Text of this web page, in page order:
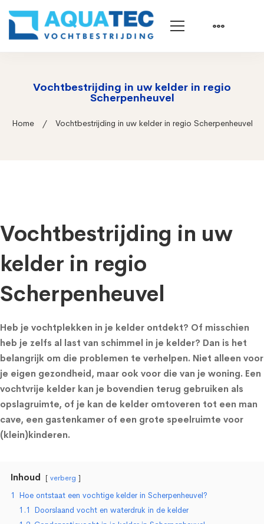
Vochtbestrijding in uw kelder in regio
Scherpenheuvel
Home Vochtbestrijding in uw kelder in regio Scherpenheuvel
Vochtbestrijding in uw
kelder in regio
Scherpenheuvel
Heb je vochtplekken in je kelder ontdekt? Of misschien
heb je zelfs al last van schimmel in je kelder? Dan is het
belangrijk om die problemen te verhelpen. Niet alleen voor
je eigen gezondheid, maar ook voor die van je woning. Een
vochtvrije kelder kan je bovendien terug gebruiken als
opslagruimte, of je kan de kelder omtoveren tot een man
cave, een gastenkamer of een grote speelruimte voor
(klein)kinderen.
Inhoud verberg
1 Hoe ontstaat een vochtige kelder in Scherpenheuvel?
1.1 Doorslaand vocht en waterdruk in de kelder